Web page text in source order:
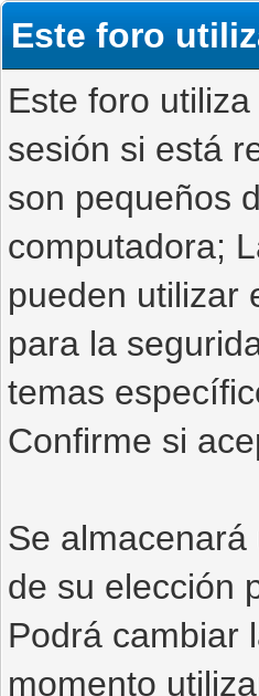
Este foro
Este foro
sesión si está
son pequeños
computadora;
pueden utilizar
para la
temas
Confirme si
Se
de su elección
Podrá cambiar
momento